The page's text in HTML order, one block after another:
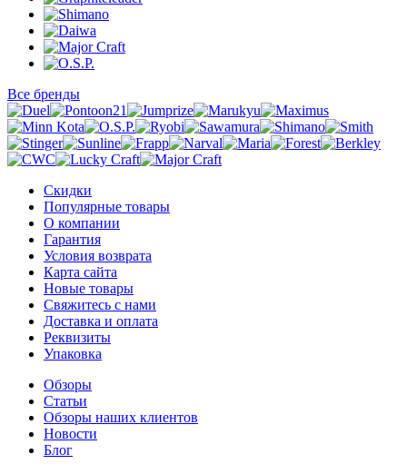
Все бренды
Скидки
Популярные товары
О компании
Гарантия
Условия возврата
Карта сайта
Новые товары
Свяжитесь с нами
Доставка и оплата
Реквизиты
Упаковка
Обзоры
Статьи
Обзоры наших клиентов
Новости
Блог